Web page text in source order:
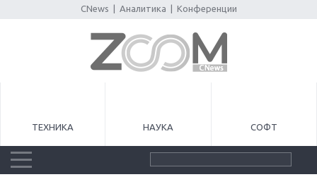
CNews Аналитика Конференции
ТЕХНИКА НАУКА СОФТ